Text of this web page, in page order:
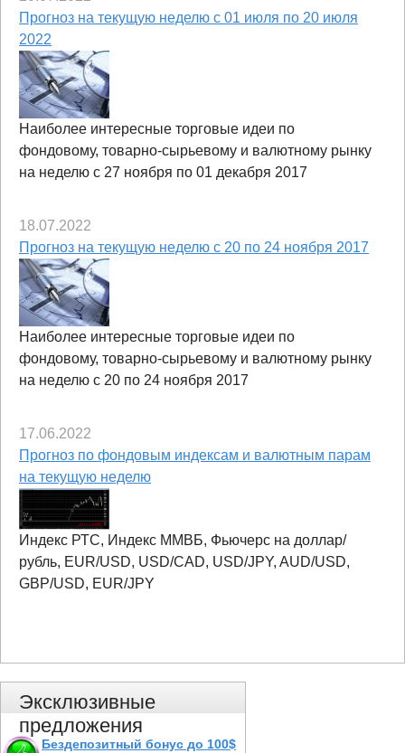
Прогноз на текущую неделю с 01 июля по 20 июля
2022
Наиболее интересные торговые идеи по
фондовому, товарно-сырьевому и валютному рынку
на неделю с 27 ноября по 01 декабря 2017
18.07.2022
Прогноз на текущую неделю с 20 по 24 ноября 2017
Наиболее интересные торговые идеи по
фондовому, товарно-сырьевому и валютному рынку
на неделю с 20 по 24 ноября 2017
17.06.2022
Прогноз по фондовым индексам и валютным парам
на текущую неделю
Индекс РТС, Индекс ММВБ, Фьючерс на доллар/
рубль, EUR/USD, USD/CAD, USD/JPY, AUD/USD,
GBP/USD, EUR/JPY
Эксклюзивные
предложения
Бездепозитный бонус до 100$